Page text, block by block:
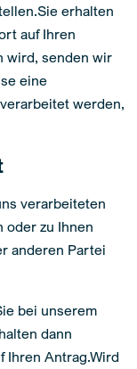
erhalten
auf Ihren
wird, senden wir
eine
werden,
verarbeiteten
oder zu Ihnen
anderen Partei
bei unserem
dann
Ihren Antrag.Wird